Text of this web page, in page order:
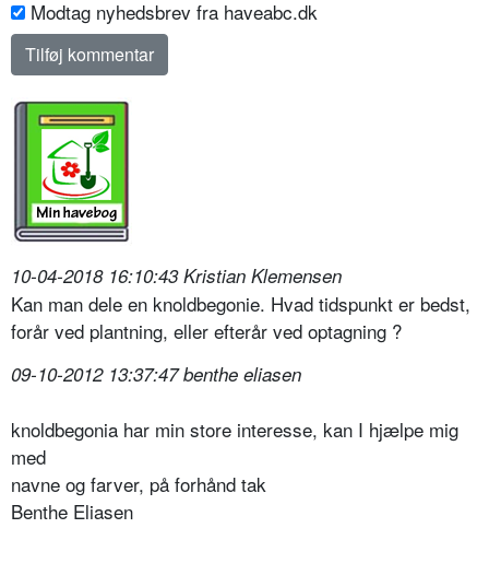
Modtag nyhedsbrev fra haveabc.dk
10-04-2018 16:10:43 Kristian Klemensen
Kan man dele en knoldbegonie. Hvad tidspunkt er bedst,
forår ved plantning, eller efterår ved optagning ?
09-10-2012 13:37:47 benthe eliasen
knoldbegonia har min store interesse, kan I hjælpe mig
med
navne og farver, på forhånd tak
Benthe Eliasen